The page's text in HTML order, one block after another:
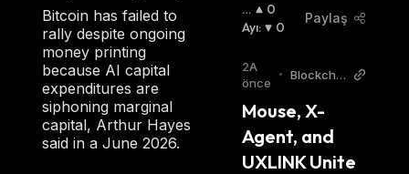
Bitcoin has failed to
rally despite ongoing
money printing
because AI capital
expenditures are
siphoning marginal
capital, Arthur Hayes
said in a June 2026.
B
O
A
:
0
Ayı: 0
Paylaş
2A
önce
• Blockchai
Mouse, X-
Agent, and
UXLINK Unite